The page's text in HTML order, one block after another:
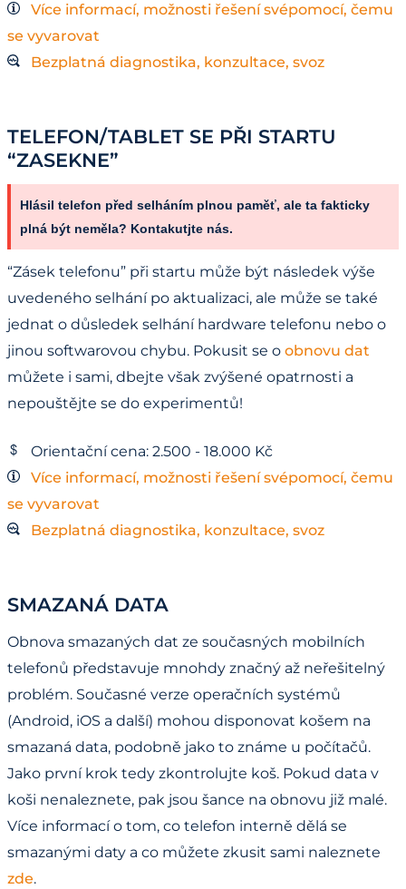
Více informací, možnosti řešení svépomocí, čemu
se vyvarovat
Bezplatná diagnostika, konzultace, svoz
TELEFON/TABLET SE PŘI STARTU
“ZASEKNE”
Hlásil telefon před selháním plnou paměť, ale ta fakticky
plná být neměla? Kontakutjte nás.
“Zásek telefonu” při startu může být následek výše
uvedeného selhání po aktualizaci, ale může se také
jednat o důsledek selhání hardware telefonu nebo o
jinou softwarovou chybu. Pokusit se o obnovu dat
můžete i sami, dbejte však zvýšené opatrnosti a
nepouštějte se do experimentů!
Orientační cena: 2.500 - 18.000 Kč
Více informací, možnosti řešení svépomocí, čemu
se vyvarovat
Bezplatná diagnostika, konzultace, svoz
SMAZANÁ DATA
Obnova smazaných dat ze současných mobilních
telefonů představuje mnohdy značný až neřešitelný
problém. Současné verze operačních systémů
(Android, iOS a další) mohou disponovat košem na
smazaná data, podobně jako to známe u počítačů.
Jako první krok tedy zkontrolujte koš. Pokud data v
koši nenaleznete, pak jsou šance na obnovu již malé.
Více informací o tom, co telefon interně dělá se
smazanými daty a co můžete zkusit sami naleznete
zde.